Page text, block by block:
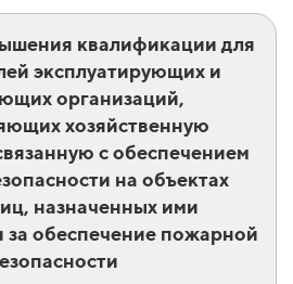
квалификации для
эксплуатирующих и
организаций,
хозяйственную
с обеспечением
на объектах
назначенных ими
за обеспечение пожарной